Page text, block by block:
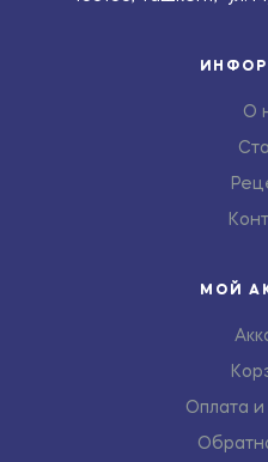
О
МОЙ
Оплата и